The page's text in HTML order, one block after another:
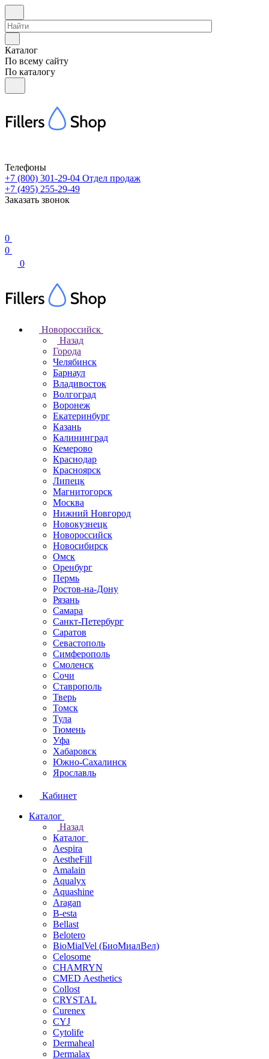
Каталог
По всему сайту
По каталогу
Телефоны
+7 (800) 301-29-04 Отдел продаж
+7 (495) 255-29-49
Заказать звонок
0
0
0
Новороссийск
Назад
Города
Челябинск
Барнаул
Владивосток
Волгоград
Воронеж
Екатеринбург
Казань
Калининград
Кемерово
Краснодар
Красноярск
Липецк
Магнитогорск
Москва
Нижний Новгород
Новокузнецк
Новороссийск
Новосибирск
Омск
Оренбург
Пермь
Ростов-на-Дону
Рязань
Самара
Санкт-Петербург
Саратов
Севастополь
Симферополь
Смоленск
Сочи
Ставрополь
Тверь
Томск
Тула
Тюмень
Уфа
Хабаровск
Южно-Сахалинск
Ярославль
Кабинет
Каталог
Назад
Каталог
Aespira
AestheFill
Amalain
Aqualyx
Aquashine
Aragan
B-esta
Bellast
Belotero
BioMialVel (БиоМиалВел)
Celosome
CHAMRYN
CMED Aesthetics
Collost
CRYSTAL
Curenex
CYJ
Cytolife
Dermaheal
Dermalax